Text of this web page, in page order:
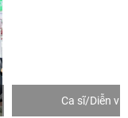
Ca sĩ/Diễn